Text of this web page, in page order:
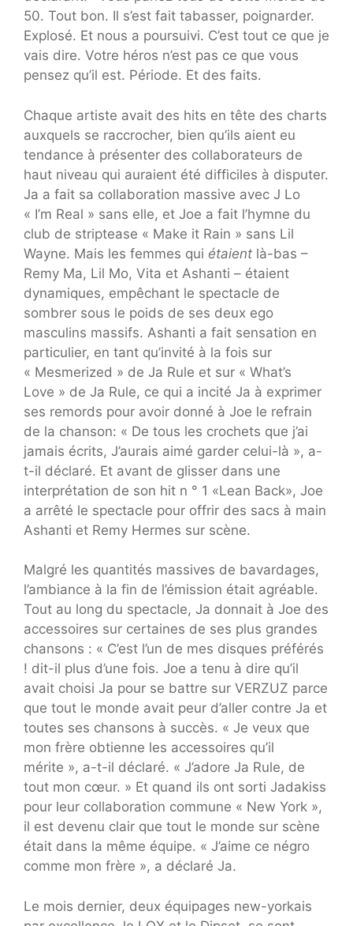
50. Tout bon. Il s’est fait tabasser, poignarder.
Explosé. Et nous a poursuivi. C’est tout ce que je
vais dire. Votre héros n’est pas ce que vous
pensez qu’il est. Période. Et des faits.
Chaque artiste avait des hits en tête des charts
auxquels se raccrocher, bien qu’ils aient eu
tendance à présenter des collaborateurs de
haut niveau qui auraient été difficiles à disputer.
Ja a fait sa collaboration massive avec J Lo
« I’m Real » sans elle, et Joe a fait l’hymne du
club de striptease « Make it Rain » sans Lil
Wayne. Mais les femmes qui étaient là-bas –
Remy Ma, Lil Mo, Vita et Ashanti – étaient
dynamiques, empêchant le spectacle de
sombrer sous le poids de ses deux ego
masculins massifs. Ashanti a fait sensation en
particulier, en tant qu’invité à la fois sur
« Mesmerized » de Ja Rule et sur « What’s
Love » de Ja Rule, ce qui a incité Ja à exprimer
ses remords pour avoir donné à Joe le refrain
de la chanson: « De tous les crochets que j’ai
jamais écrits, J’aurais aimé garder celui-là », a-
t-il déclaré. Et avant de glisser dans une
interprétation de son hit n ° 1 «Lean Back», Joe
a arrêté le spectacle pour offrir des sacs à main
Ashanti et Remy Hermes sur scène.
Malgré les quantités massives de bavardages,
l’ambiance à la fin de l’émission était agréable.
Tout au long du spectacle, Ja donnait à Joe des
accessoires sur certaines de ses plus grandes
chansons : « C’est l’un de mes disques préférés
! dit-il plus d’une fois. Joe a tenu à dire qu’il
avait choisi Ja pour se battre sur VERZUZ parce
que tout le monde avait peur d’aller contre Ja et
toutes ses chansons à succès. « Je veux que
mon frère obtienne les accessoires qu’il
mérite », a-t-il déclaré. « J’adore Ja Rule, de
tout mon cœur. » Et quand ils ont sorti Jadakiss
pour leur collaboration commune « New York »,
il est devenu clair que tout le monde sur scène
était dans la même équipe. « J’aime ce négro
comme mon frère », a déclaré Ja.
Le mois dernier, deux équipages new-yorkais